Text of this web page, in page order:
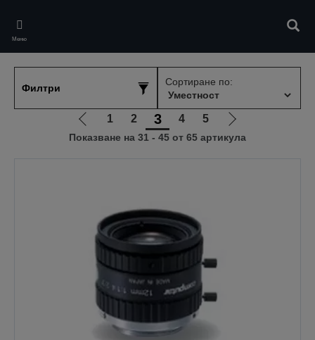
main
content
Меню
Филтри
Сортиране по:
Отиди
на
1 2 3 4 5
Отиди
на
Показване на 31 - 45 от 65 артикула